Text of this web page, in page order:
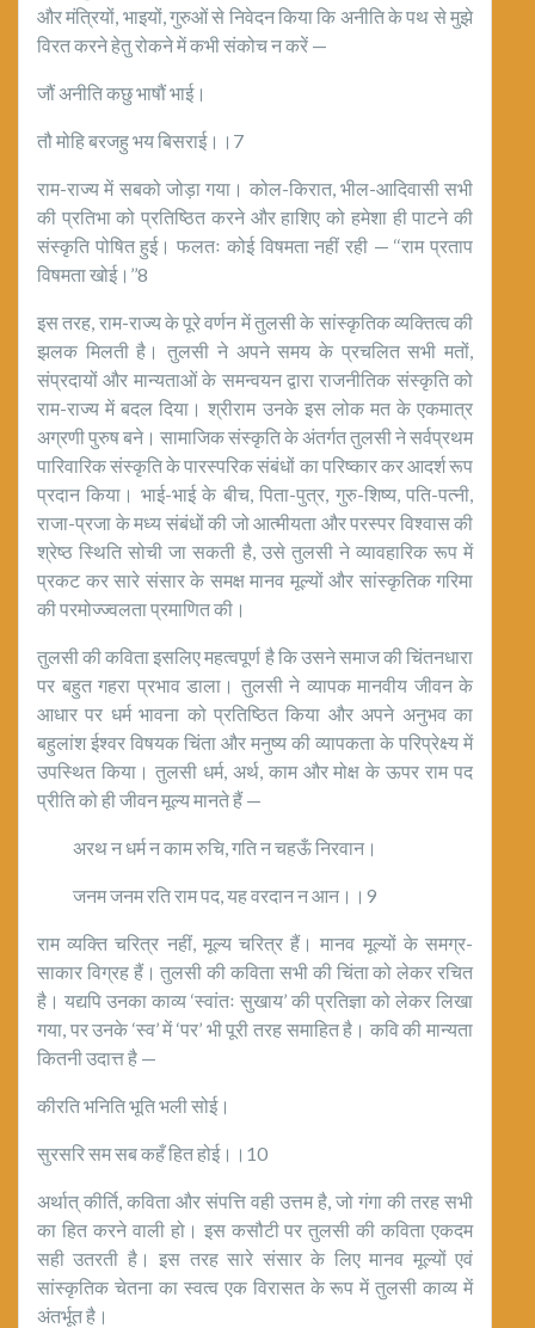
और मंत्रियों, भाइयों, गुरुओं से निवेदन किया कि अनीति के पथ से मुझे
विरत करने हेतु रोकने में कभी संकोच न करें —
जौं अनीति कछु भाषौं भाई।
तौ मोहि बरजहु भय बिसराई।।7
राम-राज्य में सबको जोड़ा गया। कोल-किरात, भील-आदिवासी सभी
की प्रतिभा को प्रतिष्ठित करने और हाशिए को हमेशा ही पाटने की
संस्कृति पोषित हुई। फलतः कोई विषमता नहीं रही — ‘‘राम प्रताप
विषमता खोई।’’8
इस तरह, राम-राज्य के पूरे वर्णन में तुलसी के सांस्कृतिक व्यक्तित्व की
झलक मिलती है। तुलसी ने अपने समय के प्रचलित सभी मतों,
संप्रदायों और मान्यताओं के समन्वयन द्वारा राजनीतिक संस्कृति को
राम-राज्य में बदल दिया। श्रीराम उनके इस लोक मत के एकमात्र
अग्रणी पुरुष बने। सामाजिक संस्कृति के अंतर्गत तुलसी ने सर्वप्रथम
पारिवारिक संस्कृति के पारस्परिक संबंधों का परिष्कार कर आदर्श रूप
प्रदान किया। भाई-भाई के बीच, पिता-पुत्र, गुरु-शिष्य, पति-पत्नी,
राजा-प्रजा के मध्य संबंधों की जो आत्मीयता और परस्पर विश्वास की
श्रेष्ठ स्थिति सोची जा सकती है, उसे तुलसी ने व्यावहारिक रूप में
प्रकट कर सारे संसार के समक्ष मानव मूल्यों और सांस्कृतिक गरिमा
की परमोज्ज्वलता प्रमाणित की।
तुलसी की कविता इसलिए महत्वपूर्ण है कि उसने समाज की चिंतनधारा
पर बहुत गहरा प्रभाव डाला। तुलसी ने व्यापक मानवीय जीवन के
आधार पर धर्म भावना को प्रतिष्ठित किया और अपने अनुभव का
बहुलांश ईश्वर विषयक चिंता और मनुष्य की व्यापकता के परिप्रेक्ष्य में
उपस्थित किया। तुलसी धर्म, अर्थ, काम और मोक्ष के ऊपर राम पद
प्रीति को ही जीवन मूल्य मानते हैं —
अरथ न धर्म न काम रुचि, गति न चहऊँ निरवान।
जनम जनम रति राम पद, यह वरदान न आन।।9
राम व्यक्ति चरित्र नहीं, मूल्य चरित्र हैं। मानव मूल्यों के समग्र-
साकार विग्रह हैं। तुलसी की कविता सभी की चिंता को लेकर रचित
है। यद्यपि उनका काव्य ‘स्वांतः सुखाय’ की प्रतिज्ञा को लेकर लिखा
गया, पर उनके ‘स्व’ में ‘पर’ भी पूरी तरह समाहित है। कवि की मान्यता
कितनी उदात्त है —
कीरति भनिति भूति भली सोई।
सुरसरि सम सब कहँ हित होई।।10
अर्थात् कीर्ति, कविता और संपत्ति वही उत्तम है, जो गंगा की तरह सभी
का हित करने वाली हो। इस कसौटी पर तुलसी की कविता एकदम
सही उतरती है। इस तरह सारे संसार के लिए मानव मूल्यों एवं
सांस्कृतिक चेतना का स्वत्व एक विरासत के रूप में तुलसी काव्य में
अंतर्भूत है।